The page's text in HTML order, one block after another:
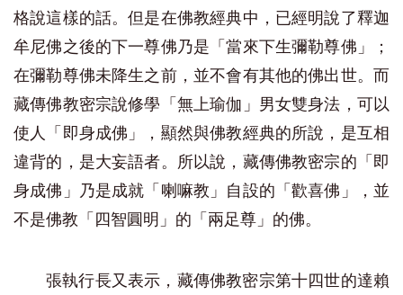
格說這樣的話。但是在佛教經典中，已經明說了釋迦
牟尼佛之後的下一尊佛乃是「當來下生彌勒尊佛」；
在彌勒尊佛未降生之前，並不會有其他的佛出世。而
藏傳佛教密宗說修學「無上瑜伽」男女雙身法，可以
使人「即身成佛」，顯然與佛教經典的所說，是互相
違背的，是大妄語者。所以說，藏傳佛教密宗的「即
身成佛」乃是成就「喇嘛教」自設的「歡喜佛」，並
不是佛教「四智圓明」的「兩足尊」的佛。
張執行長又表示，藏傳佛教密宗第十四世的達賴